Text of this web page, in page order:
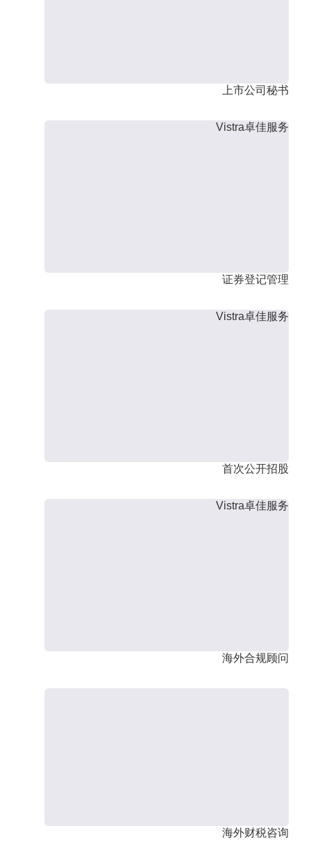
上市公司秘书
Vistra卓佳服务
证券登记管理
Vistra卓佳服务
首次公开招股
Vistra卓佳服务
海外合规顾问
海外财税咨询